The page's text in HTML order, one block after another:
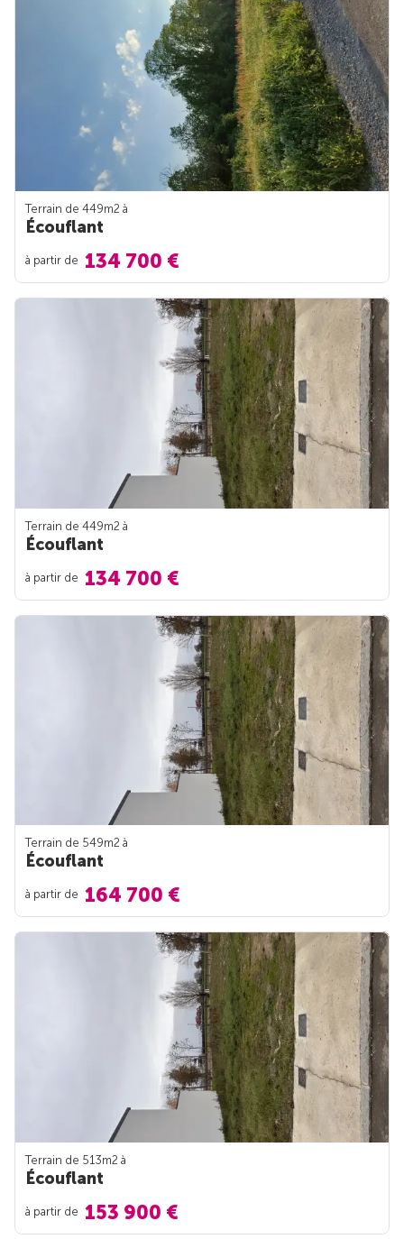
Terrain de 449m2 à
Écouflant
à partir de 134 700 €
Terrain de 449m2 à
Écouflant
à partir de 134 700 €
Terrain de 549m2 à
Écouflant
à partir de 164 700 €
Terrain de 513m2 à
Écouflant
à partir de 153 900 €